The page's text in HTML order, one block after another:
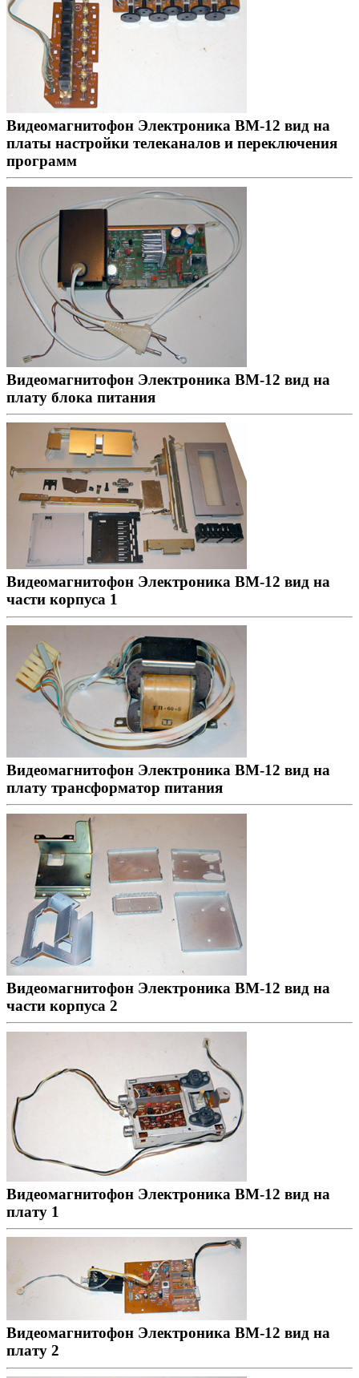
Видеомагнитофон Электроника ВМ-12 вид на
платы настройки телеканалов и переключения
программ
Видеомагнитофон Электроника ВМ-12 вид на
плату блока питания
Видеомагнитофон Электроника ВМ-12 вид на
части корпуса 1
Видеомагнитофон Электроника ВМ-12 вид на
плату трансформатор питания
Видеомагнитофон Электроника ВМ-12 вид на
части корпуса 2
Видеомагнитофон Электроника ВМ-12 вид на
плату 1
Видеомагнитофон Электроника ВМ-12 вид на
плату 2